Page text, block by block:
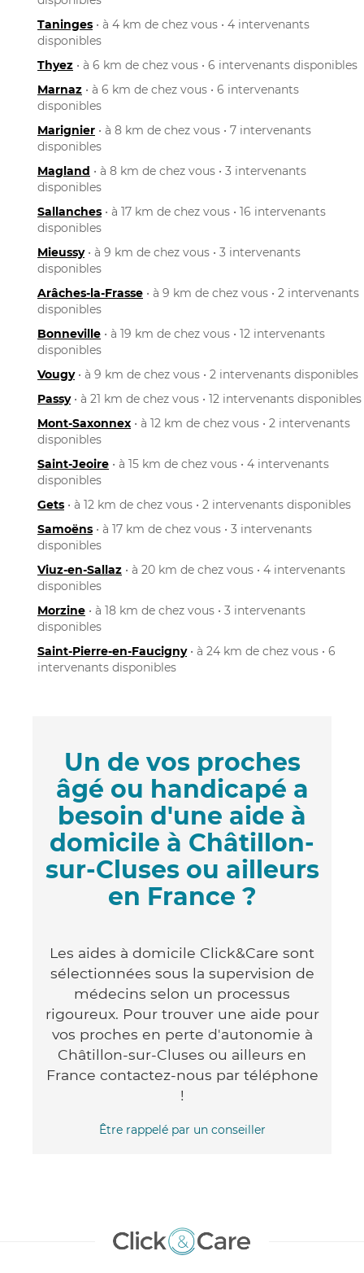
Taninges • à 4 km de chez vous • 4 intervenants
disponibles
Thyez • à 6 km de chez vous • 6 intervenants disponibles
Marnaz • à 6 km de chez vous • 6 intervenants
disponibles
Marignier • à 8 km de chez vous • 7 intervenants
disponibles
Magland • à 8 km de chez vous • 3 intervenants
disponibles
Sallanches • à 17 km de chez vous • 16 intervenants
disponibles
Mieussy• à 9 km de chez vous • 3 intervenants
disponibles
Arâches-la-Frasse • à 9 km de chez vous • 2 intervenants
disponibles
Bonneville • à 19 km de chez vous • 12 intervenants
disponibles
Vougy• à 9 km de chez vous • 2 intervenants disponibles
Passy• à 21 km de chez vous • 12 intervenants disponibles
Mont-Saxonnex • à 12 km de chez vous • 2 intervenants
disponibles
Saint-Jeoire • à 15 km de chez vous • 4 intervenants
disponibles
Gets • à 12 km de chez vous • 2 intervenants disponibles
Samoëns • à 17 km de chez vous • 3 intervenants
disponibles
Viuz-en-Sallaz • à 20 km de chez vous • 4 intervenants
disponibles
Morzine • à 18 km de chez vous • 3 intervenants
disponibles
Saint-Pierre-en-Faucigny• à 24 km de chez vous • 6
intervenants disponibles
Un de vos proches
âgé ou handicapé a
besoin d'une aide à
domicile à Châtillon-
sur-Cluses ou ailleurs
en France ?
Les aides à domicile Click&Care sont
sélectionnées sous la supervision de
médecins selon un processus
rigoureux. Pour trouver une aide pour
vos proches en perte d'autonomie à
Châtillon-sur-Cluses ou ailleurs en
France contactez-nous par téléphone
!
Être rappelé par un conseiller